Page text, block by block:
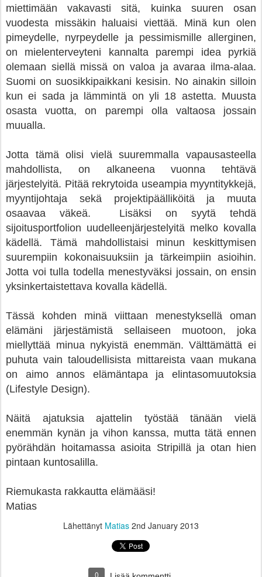
miettimään vakavasti sitä, kuinka suuren osan
vuodesta missäkin haluaisi viettää. Minä kun olen
pimeydelle, nyrpeydelle ja pessimismille allerginen,
on mielenterveyteni kannalta parempi idea pyrkiä
olemaan siellä missä on valoa ja avaraa ilma-alaa.
Suomi on suosikkipaikkani kesisin. No ainakin silloin
kun ei sada ja lämmintä on yli 18 astetta. Muusta
osasta vuotta, on parempi olla valtaosa jossain
muualla.
Jotta tämä olisi vielä suuremmalla vapausasteella
mahdollista, on alkaneena vuonna tehtävä
järjestelyitä. Pitää rekrytoida useampia myyntitykkejä,
myyntijohtaja sekä projektipäälliköitä ja muuta
osaavaa väkeä. Lisäksi on syytä tehdä
sijoitusportfolion uudelleenjärjestelyitä melko kovalla
kädellä. Tämä mahdollistaisi minun keskittymisen
suurempiin kokonaisuuksiin ja tärkeimpiin asioihin.
Jotta voi tulla todella menestyväksi jossain, on ensin
yksinkertaistettava kovalla kädellä.
Tässä kohden minä viittaan menestyksellä oman
elämäni järjestämistä sellaiseen muotoon, joka
miellyttää minua nykyistä enemmän. Välttämättä ei
puhuta vain taloudellisista mittareista vaan mukana
on aimo annos elämäntapa ja elintasomuutoksia
(Lifestyle Design).
Näitä ajatuksia ajattelin työstää tänään vielä
enemmän kynän ja vihon kanssa, mutta tätä ennen
pyörähdän hoitamassa asioita Stripillä ja otan hien
pintaan kuntosalilla.
Riemukasta rakkautta elämääsi!
Matias
Lähettänyt Matias 2nd January 2013
0